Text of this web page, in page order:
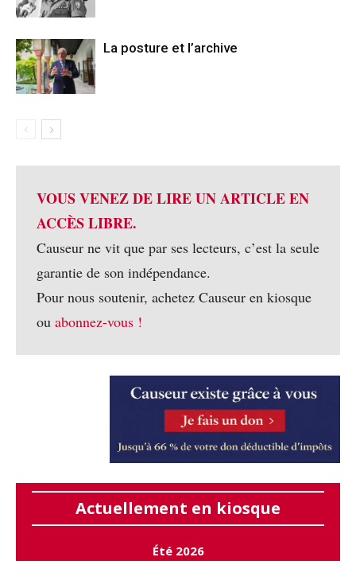
La posture et l’archive
VOUS VENEZ DE LIRE UN ARTICLE EN
ACCÈS LIBRE.
Causeur ne vit que par ses lecteurs, c’est la seule
garantie de son indépendance.
Pour nous soutenir, achetez Causeur en kiosque
ou abonnez-vous !
Actuellement en kiosque
Été 2026